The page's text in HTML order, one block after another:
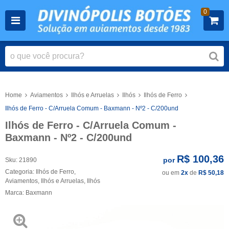
0
Home Aviamentos Ilhós e Arruelas Ilhós
Ilhós de Ferro
Ilhós de Ferro - C/Arruela Comum - Baxmann - Nº2 - C/200und
Ilhós de Ferro - C/Arruela Comum -
Baxmann - Nº2 - C/200und
Sku: 21890
Categoria: Ilhós de Ferro
Aviamentos Ilhós e Arruelas Ilhós
Marca: Baxmann
por R$ 100,36
ou em 2x de R$ 50,18